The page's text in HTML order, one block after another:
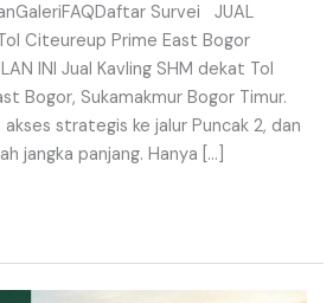
Survei JUAL
Citeureup Prime East Bogor
INI Jual Kavling SHM dekat Tol
Bogor, Sukamakmur Bogor Timur.
strategis ke jalur Puncak 2, dan
jangka panjang. Hanya […]